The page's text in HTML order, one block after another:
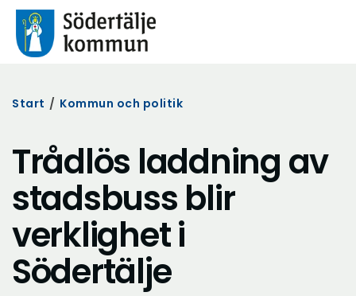
Start / Kommun och politik
Trådlös laddning av
stadsbuss blir
verklighet i
Södertälje